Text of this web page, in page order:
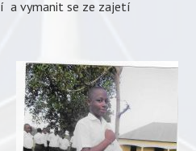
a vymanit se ze zajetí